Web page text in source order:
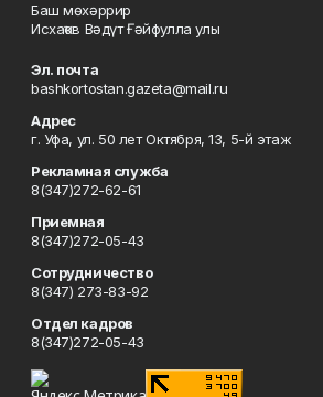
Баш мөхәррир
Исхаҡов Вәдүт Ғәйфулла улы
Эл. почта
bashkortostan.gazeta@mail.ru
Адрес
г. Уфа, ул. 50 лет Октября, 13, 5-й этаж
Рекламная служба
8(347)272-62-61
Приемная
8(347)272-05-43
Сотрудничество
8(347) 273-83-92
Отдел кадров
8(347)272-05-43